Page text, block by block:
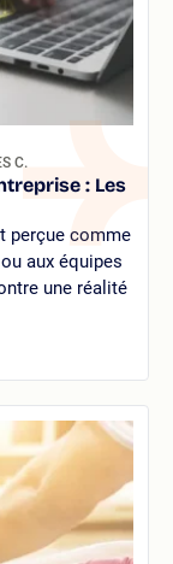
C.
: Les
perçue comme
aux équipes
une réalité